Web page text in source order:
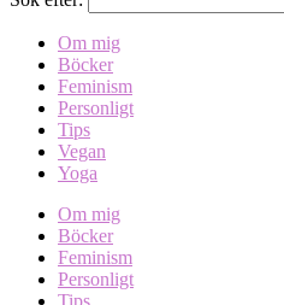
Om mig
Böcker
Feminism
Personligt
Tips
Vegan
Yoga
Om mig
Böcker
Feminism
Personligt
Tips